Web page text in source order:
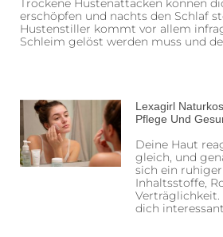
Trockene Hustenattacken können
erschöpfen und nachts den Schlaf
Hustenstiller kommt vor allem
Schleim gelöst werden muss und
Lexagirl
Pflege Und
Deine Haut
gleich, und
sich ein
Inhaltsstoffe,
dich interessant